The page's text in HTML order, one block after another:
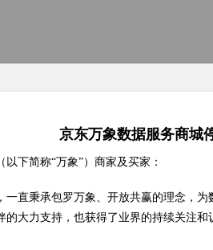
京东万象数据服务商城
下简称“万象”）商家及买家：
一直秉承包罗万象、开放共赢的理念，
的大力支持，也获得了业界的持续关注
况